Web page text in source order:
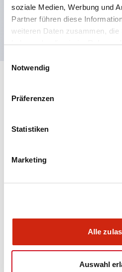
soziale Medien, Werbung und
Partner führen diese
weiteren Daten zusammen, die
haben oder die sie im Rahmen
Notwendig
Präferenzen
Statistiken
Marketing
Alle
Auswahl
Mit speziellem Zubehör
Silhouette umstellbar
Electrical Specifications